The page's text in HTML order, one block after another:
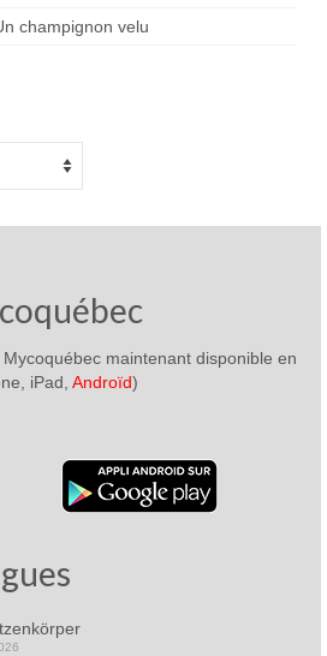
champignon velu
maintenant disponible en
iPad, Androïd)